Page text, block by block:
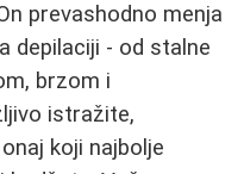
prevashodno menja
depilaciji - od stalne
brzom i
istražite,
koji najbolje